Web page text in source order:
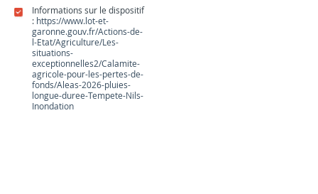
Informations sur le dispositif
: https://www.lot-et-
garonne.gouv.fr/Actions-de-
l-Etat/Agriculture/Les-
situations-
exceptionnelles2/Calamite-
agricole-pour-les-pertes-de-
fonds/Aleas-2026-pluies-
longue-duree-Tempete-Nils-
Inondation